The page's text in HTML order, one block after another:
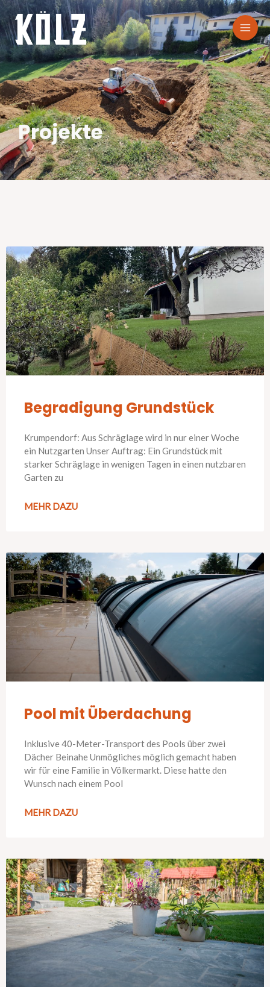
Projekte
Begradigung Grundstück
Krumpendorf: Aus Schräglage wird in nur einer Woche
ein Nutzgarten Unser Auftrag: Ein Grundstück mit
starker Schräglage in wenigen Tagen in einen nutzbaren
Garten zu
MEHR DAZU
Pool mit Überdachung
Inklusive 40-Meter-Transport des Pools über zwei
Dächer Beinahe Unmögliches möglich gemacht haben
wir für eine Familie in Völkermarkt. Diese hatte den
Wunsch nach einem Pool
MEHR DAZU